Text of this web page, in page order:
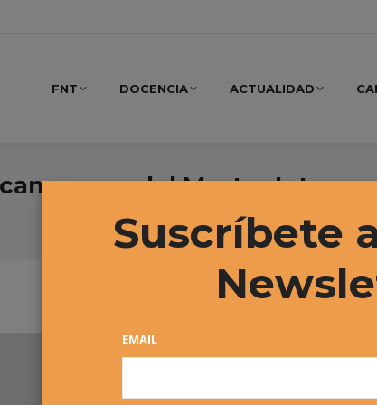
FNT DOCENCIA ACTUALIDAD
del Master
Suscríbete
EMAIL